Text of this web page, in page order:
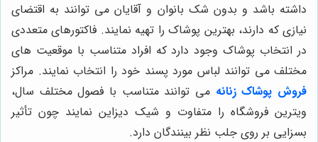
داشته باشد و بدون شک بانوان و آقایان می توانند به اقتضای
نیازی که دارند، بهترین پوشاک را تهیه نمایند. فاکتورهای متعددی
در انتخاب پوشاک وجود دارد که افراد متناسب با موقعیت های
مختلف می توانند لباس مورد پسند خود را انتخاب نمایند. مراکز
فروش پوشاک زنانه می توانند متناسب با فصول مختلف سال،
ویترین فروشگاه را متفاوت و شیک دیزاین نمایند چون تأثیر
بسزایی بر روی جلب نظر بینندگان دارد.